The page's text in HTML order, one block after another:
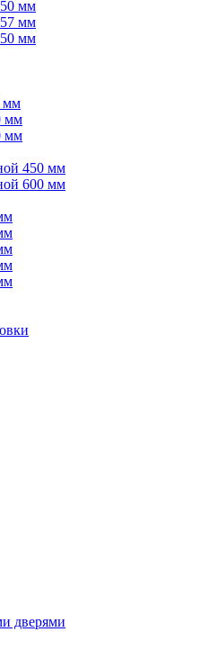
мм
мм
мм
мм
мм
мм
450 мм
600 мм
дверями